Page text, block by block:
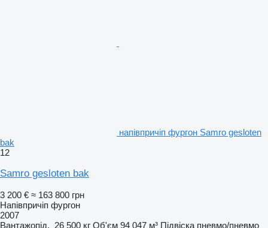
напівпричіп фургон Samro gesloten
bak
12
Samro gesloten bak
3 200 € ≈ 163 800 грн
Напівпричіп фургон
2007
Вантажопід. 26 500 кг Об'єм 94 047 м³ Підвіска пневмо/пневмо